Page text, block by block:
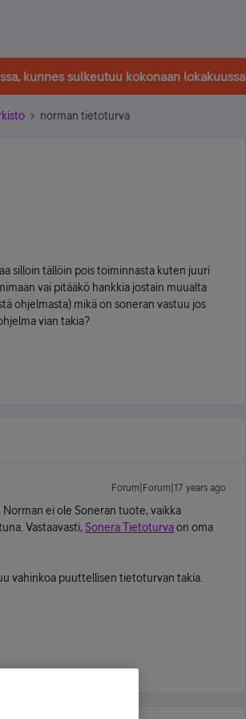
kunnes sulkeutuu kokonaan lokakuussa
norman tietoturva
silloin tällöin pois toiminnasta kuten juuri
vai pitääkö hankkia jostain muualta
ohjelmasta) mikä on soneran vastuu jos
vian takia?
Forum|Forum|17 years ago
. Norman ei ole Soneran tuote, vaikka
Vastaavasti, Sonera Tietoturvaon oma
vahinkoa puuttellisen tietoturvan takia.